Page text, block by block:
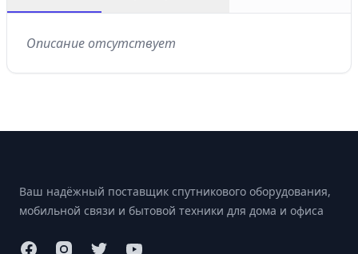
Описание отсутствует
Ваш надёжный поставщик спутникового оборудования,
мобильной связи и бытовой техники для дома и офиса